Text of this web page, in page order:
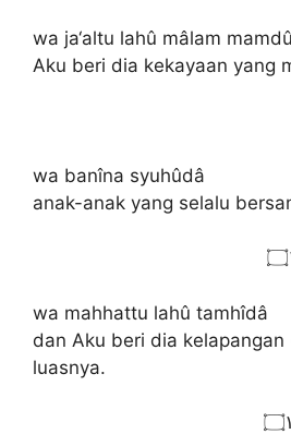
wa ja‘altu lahû mâlam
Aku beri dia kekayaan yang
wa banîna syuhûdâ
anak-anak yang selalu
wa mahhattu lahû tamhîdâ
dan Aku beri dia
luasnya.